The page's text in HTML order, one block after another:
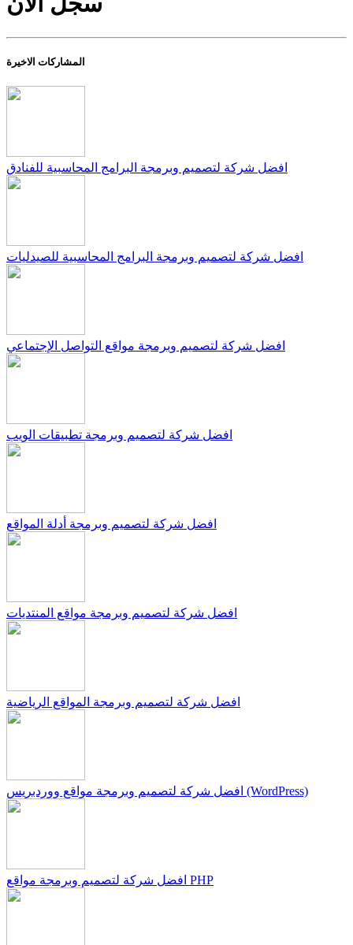
المشاركات الاخيرة
افضل شركة لتصميم وبرمجة البرامج المحاسبية للفنادق
افضل شركة لتصميم وبرمجة البرامج المحاسبية للصيدليات
افضل شركة لتصميم وبرمجة مواقع التواصل الإجتماعي
افضل شركة لتصميم وبرمجة تطبيقات الويب
افضل شركة لتصميم وبرمجة أدلة المواقع
افضل شركة لتصميم وبرمجة مواقع المنتديات
افضل شركة لتصميم وبرمجة المواقع الرياضية
افضل شركة لتصميم وبرمجة مواقع ووردبريس (WordPress)
افضل شركة لتصميم وبرمجة مواقع PHP